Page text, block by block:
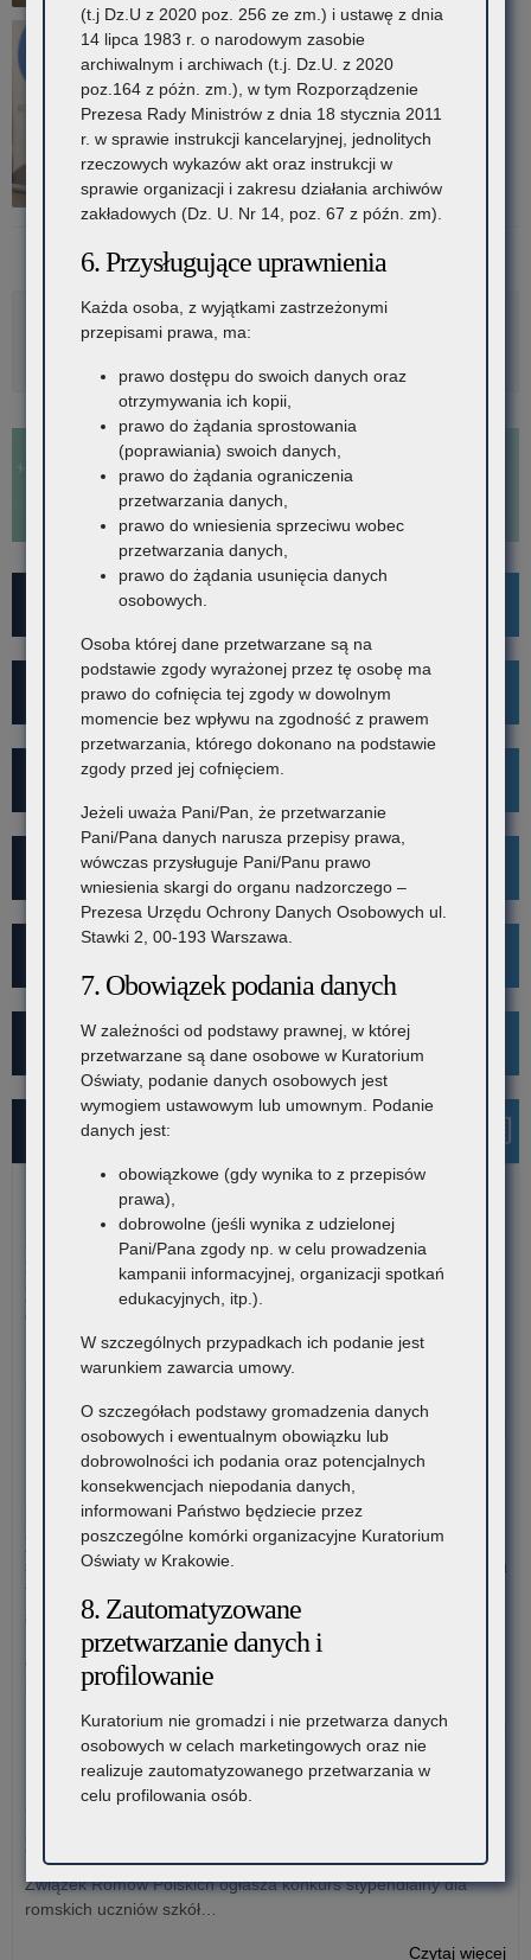
Rozwiń
Metryka
For Foreigners
Wykaz szkół i placówek
Rekrutacja
Mediacje
Kampania społeczna "Ustal z Babcią Hasło"
Najnowsze informacje
7 sierpnia 2026
Dane ostateczne – Rządowy program pomocy uczniom
niepełnosprawnym w formie dofinansowania zakupu
podręczników, materiałów edukacyjnych i materiałów
ćwiczeniowych (wyprawka szkolna)
W związku z harmonogramem realizacji Rządowego programu
7 sierpnia 2026
Informacja o liczbie wolnych miejsc na semestr pierwszy klas I
publicznych szkół policealnych, branżowych szkół II stopnia i
szkół dla dorosłych (publicznych liceów ogólnokształcących) na
terenie województwa małopolskiego – rekrutacja na rok
szkolny 2026/2027
Załączniki Informacja o liczbie wolnych miejsc na semestr
pierwszy klas…
Czytaj więcej
6 sierpnia 2026
ponadpodstawowych oraz studentów romskich
Związek Romów Polskich ogłasza konkurs stypendialny dla
romskich uczniów szkół…
Czytaj więcej
(t.j Dz.U z 2020 poz. 256 ze zm.) i ustawę z dnia
14 lipca 1983 r. o narodowym zasobie
archiwalnym i archiwach (t.j. Dz.U. z 2020
poz.164 z póżn. zm.), w tym Rozporządzenie
Prezesa Rady Ministrów z dnia 18 stycznia 2011
r. w sprawie instrukcji kancelaryjnej, jednolitych
rzeczowych wykazów akt oraz instrukcji w
sprawie organizacji i zakresu działania archiwów
zakładowych (Dz. U. Nr 14, poz. 67 z późn. zm).
6. Przysługujące uprawnienia
Każda osoba, z wyjątkami zastrzeżonymi
przepisami prawa, ma:
prawo dostępu do swoich danych oraz
otrzymywania ich kopii,
prawo do żądania sprostowania
(poprawiania) swoich danych,
prawo do żądania ograniczenia
przetwarzania danych,
prawo do wniesienia sprzeciwu wobec
przetwarzania danych,
prawo do żądania usunięcia danych
osobowych.
Osoba której dane przetwarzane są na
podstawie zgody wyrażonej przez tę osobę ma
prawo do cofnięcia tej zgody w dowolnym
momencie bez wpływu na zgodność z prawem
przetwarzania, którego dokonano na podstawie
zgody przed jej cofnięciem.
Jeżeli uważa Pani/Pan, że przetwarzanie
Pani/Pana danych narusza przepisy prawa,
wówczas przysługuje Pani/Panu prawo
wniesienia skargi do organu nadzorczego –
Prezesa Urzędu Ochrony Danych Osobowych ul.
Stawki 2, 00-193 Warszawa.
7. Obowiązek podania danych
W zależności od podstawy prawnej, w której
przetwarzane są dane osobowe w Kuratorium
Oświaty, podanie danych osobowych jest
wymogiem ustawowym lub umownym. Podanie
danych jest:
obowiązkowe (gdy wynika to z przepisów
prawa),
dobrowolne (jeśli wynika z udzielonej
Pani/Pana zgody np. w celu prowadzenia
kampanii informacyjnej, organizacji spotkań
edukacyjnych, itp.).
W szczególnych przypadkach ich podanie jest
warunkiem zawarcia umowy.
O szczegółach podstawy gromadzenia danych
osobowych i ewentualnym obowiązku lub
dobrowolności ich podania oraz potencjalnych
konsekwencjach niepodania danych,
informowani Państwo będziecie przez
poszczególne komórki organizacyjne Kuratorium
Oświaty w Krakowie.
8. Zautomatyzowane
przetwarzanie danych i
profilowanie
Kuratorium nie gromadzi i nie przetwarza danych
osobowych w celach marketingowych oraz nie
realizuje zautomatyzowanego przetwarzania w
celu profilowania osób.